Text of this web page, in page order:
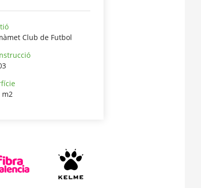
Club de Futbol
m2